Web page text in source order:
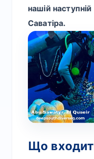
нашій
Саватіра.
Що